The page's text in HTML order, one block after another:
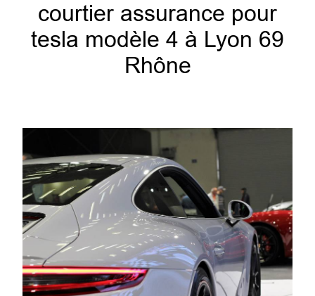
courtier assurance pour
tesla modèle 4 à Lyon 69
Rhône